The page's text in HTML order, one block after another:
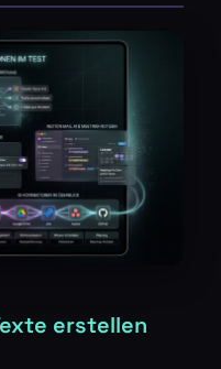
erstellen